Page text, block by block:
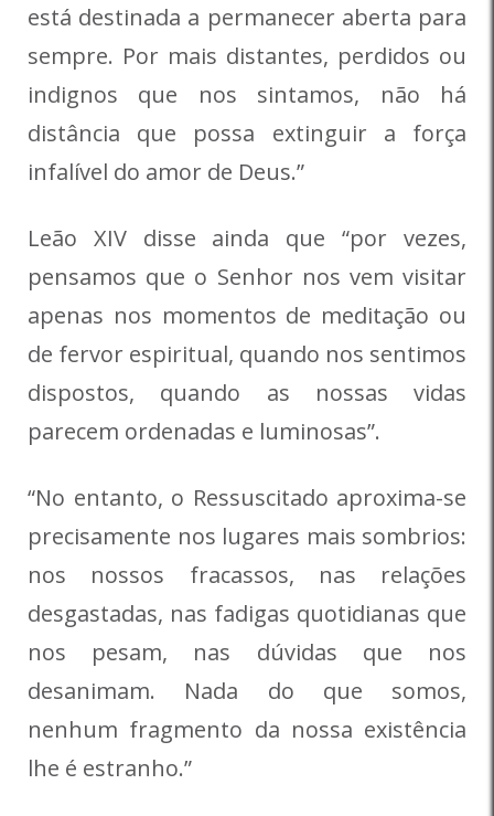
está destinada a permanecer aberta para
sempre. Por mais distantes, perdidos ou
indignos que nos sintamos, não há
distância que possa extinguir a força
infalível do amor de Deus.”
Leão XIV disse ainda que “por vezes,
pensamos que o Senhor nos vem visitar
apenas nos momentos de meditação ou
de fervor espiritual, quando nos sentimos
dispostos, quando as nossas vidas
parecem ordenadas e luminosas”.
“No entanto, o Ressuscitado aproxima-se
precisamente nos lugares mais sombrios:
nos nossos fracassos, nas relações
desgastadas, nas fadigas quotidianas que
nos pesam, nas dúvidas que nos
desanimam. Nada do que somos,
nenhum fragmento da nossa existência
lhe é estranho.”